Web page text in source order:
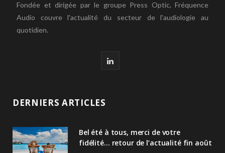
Fondée et dirigée par le groupe Press Optic, Fréquence
Audio couvre l'actualité du secteur de l'audiologie au
quotidien.
L
e
DERNIERS ARTICLES
Bel été à tous, merci de votre
fidélité… retour de l’actualité fin août